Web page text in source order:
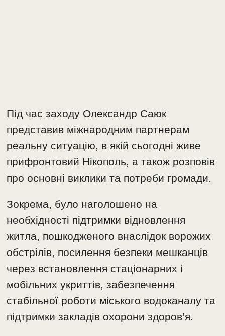
Під час заходу Олександр Саюк
представив міжнародним партнерам
реальну ситуацію, в якій сьогодні живе
прифронтовий Нікополь, а також розповів
про основні виклики та потреби громади.
Зокрема, було наголошено на
необхідності підтримки відновлення
житла, пошкодженого внаслідок ворожих
обстрілів, посилення безпеки мешканців
через встановлення стаціонарних і
мобільних укриттів, забезпечення
стабільної роботи міського водоканалу та
підтримки закладів охорони здоров’я.